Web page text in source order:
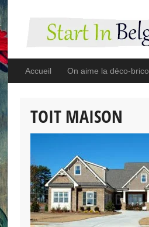
Accueil On aime la déco-brico
TOIT MAISON